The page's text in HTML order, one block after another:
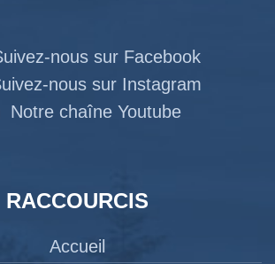
nous sur Facebook
nous sur Instagram
Notre chaîne Youtube
RACCOURCIS
Accueil